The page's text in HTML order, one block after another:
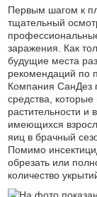
Первым шагом к
тщательный
заражения. Как
будущие места
рекомендаций по
Компания СанДез
средства,
растительности и
имеющихся
яиц в брачный
Помимо
обрезать или
количество